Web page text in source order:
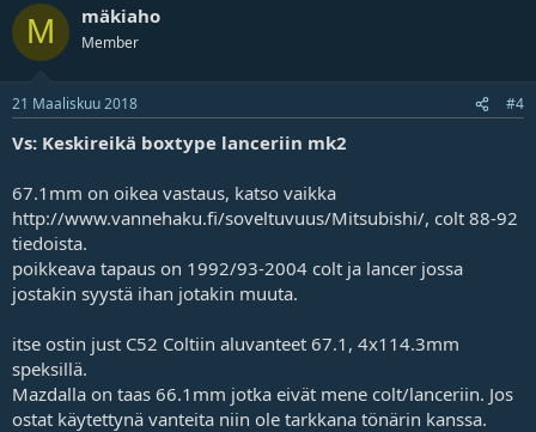
M mäkiaho
Member
21 Maaliskuu 2018 #4
Vs: Keskireikä boxtype lanceriin mk2
67.1mm on oikea vastaus, katso vaikka
http://www.vannehaku.fi/soveltuvuus/Mitsubishi/, colt 88-92
tiedoista.
poikkeava tapaus on 1992/93-2004 colt ja lancer jossa
jostakin syystä ihan jotakin muuta.
itse ostin just C52 Coltiin aluvanteet 67.1, 4x114.3mm
speksillä.
Mazdalla on taas 66.1mm jotka eivät mene colt/lanceriin. Jos
ostat käytettynä vanteita niin ole tarkkana tönärin kanssa.